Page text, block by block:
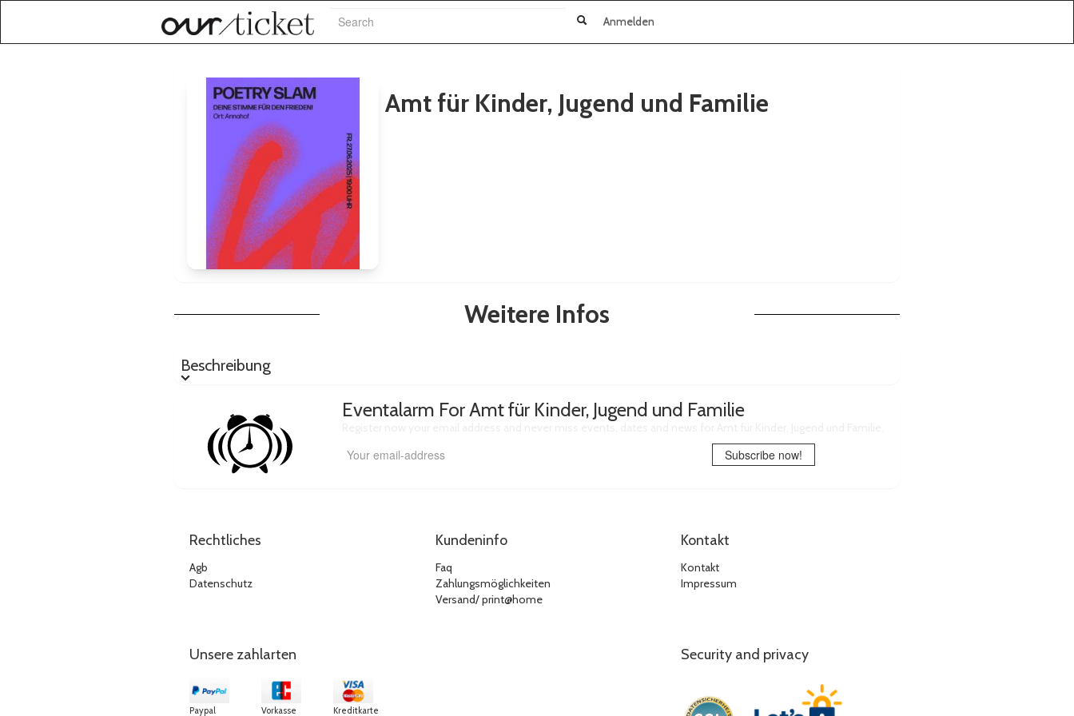
Search Anmelden
Amt für Kinder, Jugend und Familie
Weitere Infos
Beschreibung
Eventalarm For Amt für Kinder, Jugend und Familie
Your email-address
Subscribe now!
Rechtliches
Agb
Datenschutz
Kundeninfo
Faq
Zahlungsmöglichkeiten
Versand/ print@home
Kontakt
Kontakt
Impressum
Unsere zahlarten
Paypal Vorkasse Kreditkarte
Security and privacy